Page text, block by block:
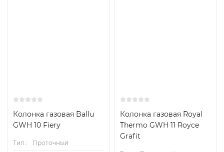
Колонка газовая Ballu
GWH 10 Fiery
Тип.: Проточный
Колонка газовая Royal
Thermo GWH 11 Royce
Grafit